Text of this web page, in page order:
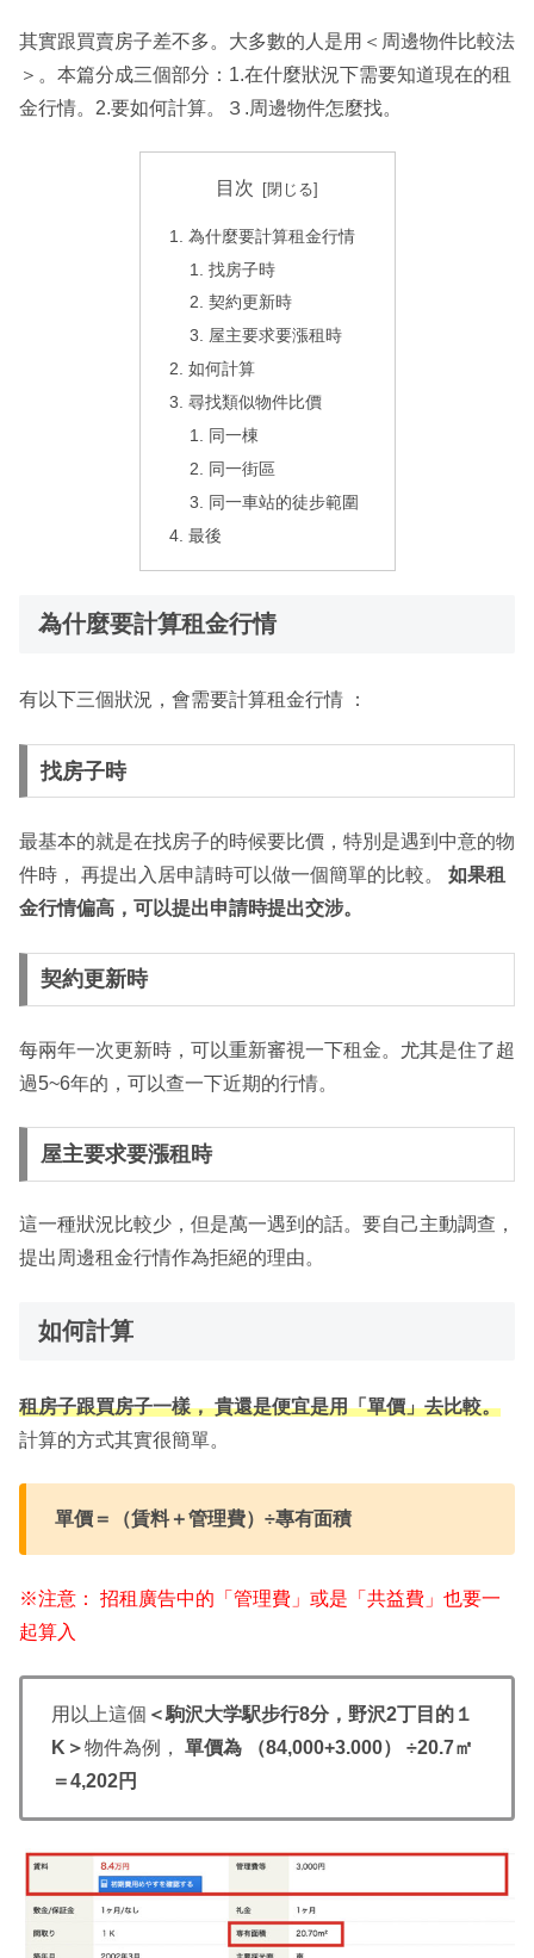
其實跟買賣房子差不多。大多數的人是用＜周邊物件比較法
＞。本篇分成三個部分：1.在什麼狀況下需要知道現在的租
金行情。2.要如何計算。３.周邊物件怎麼找。
目次
為什麼要計算租金行情
找房子時
契約更新時
屋主要求要漲租時
如何計算
尋找類似物件比價
同一棟
同一街區
同一車站的徒步範圍
最後
為什麼要計算租金行情
有以下三個狀況，會需要計算租金行情 ：
找房子時
最基本的就是在找房子的時候要比價，特別是遇到中意的物
件時， 再提出入居申請時可以做一個簡單的比較。 如果租
金行情偏高，可以提出申請時提出交涉。
契約更新時
每兩年一次更新時，可以重新審視一下租金。尤其是住了超
過5~6年的，可以查一下近期的行情。
屋主要求要漲租時
這一種狀況比較少，但是萬一遇到的話。要自己主動調查，
提出周邊租金行情作為拒絕的理由。
如何計算
租房子跟買房子一樣， 貴還是便宜是用「單價」去比較。
計算的方式其實很簡單。
單價＝（賃料＋管理費）÷專有面積
※注意： 招租廣告中的「管理費」或是「共益費」也要一
起算入
用以上這個 ＜駒沢大学駅步行8分，野沢2丁目的１
K＞物件為例， 單價為 （84,000+3.000） ÷20.7㎡
＝4,202円